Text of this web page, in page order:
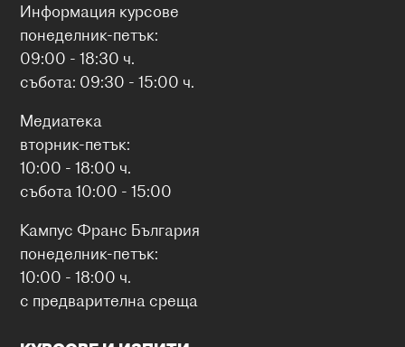
Информация курсове
понеделник-петък:
09:00 - 18:30 ч.
събота: 09:30 - 15:00 ч.
Медиатека
вторник-петък:
10:00 - 18:00 ч.
събота 10:00 - 15:00
Кампус Франс България
понеделник-петък:
10:00 - 18:00 ч.
с предварителна среща